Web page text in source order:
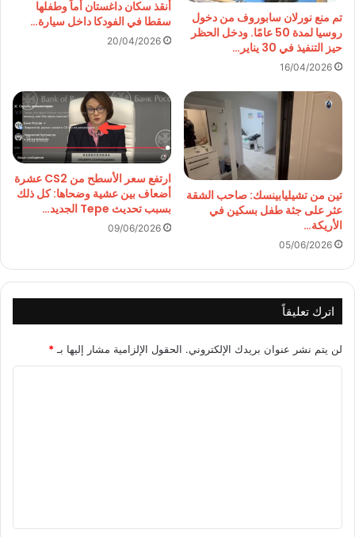
تم منع نورلان سابوروف من دخول
روسيا لمدة 50 عامًا. ودخل الحظر
حيز التنفيذ في 30 يناير…
16/04/2026
أنقذ سكان داغستان أماً وطفلها
سقطا في الفودكا داخل سيارة…
20/04/2026
تين من تشيليابينسك: صاحب الشقة
عثر على جثة طفل بسكين في
الأريكة…
05/06/2026
ارتفع سعر الأسطح من CS2 عشرة
أضعاف بين عشية وضحاها: كل ذلك
بسبب تحديث Tepe الجديد…
09/06/2026
اترك تعليقاً
لن يتم نشر عنوان بريدك الإلكتروني. الحقول الإلزامية مشار إليها بـ *